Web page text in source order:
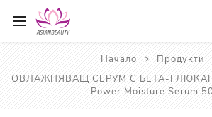
Начало
Продукти
ОВЛАЖНЯВАЩ СЕРУМ С БЕТА-ГЛЮКАН
Power Moisture Serum